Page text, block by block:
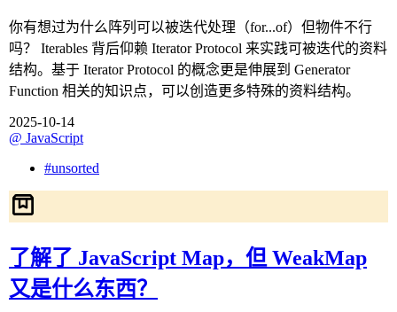
你有想过为什么阵列可以被迭代处理（for...of）但物件不行
吗？ Iterables 背后仰赖 Iterator Protocol 来实践可被迭代的资料
结构。基于 Iterator Protocol 的概念更是伸展到 Generator
Function 相关的知识点，可以创造更多特殊的资料结构。
2025-10-14
@ JavaScript
#unsorted
了解了 JavaScript Map，但 WeakMap
又是什么东西？